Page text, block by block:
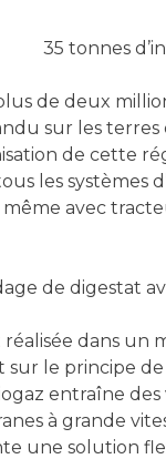
35 tonnes
de deux
sur les terres
de cette
les systèmes
avec
de digestat
dans
le principe
entraîne
à grande
une solution